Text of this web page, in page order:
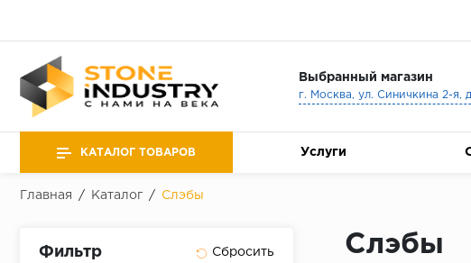
Выбранный магазин
г. Москва, ул. Синичкина 2-я,
КАТАЛОГ ТОВАРОВ Услуги
Главная / Каталог / Слэбы
Фильтр Слэбы